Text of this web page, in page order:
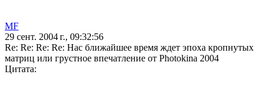
MF
29 сент. 2004 г., 09:32:56
Re: Re: Re: Re: Нас ближайшее время ждет эпоха кропнутых
матриц или грустное впечатление от Photokina 2004
Цитата: